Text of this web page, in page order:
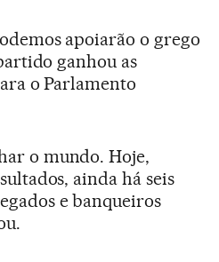
apoiarão o grego
ganhou as
o Parlamento
o mundo. Hoje,
ainda há seis
e banqueiros